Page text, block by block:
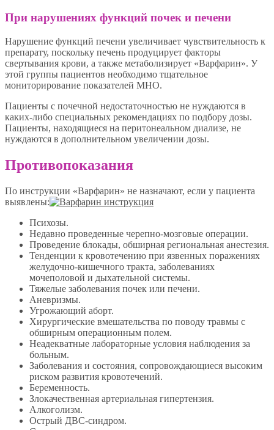
При нарушениях функций почек и печени
Нарушение функций печени увеличивает чувствительность к
препарату, поскольку печень продуцирует факторы
свертывания крови, а также метаболизирует «Варфарин». У
этой группы пациентов необходимо тщательное
мониторирование показателей MHO.
Пациенты с почечной недостаточностью не нуждаются в
каких-либо специальных рекомендациях по подбору дозы.
Пациенты, находящиеся на перитонеальном диализе, не
нуждаются в дополнительном увеличении дозы.
Противопоказания
По инструкции «Варфарин» не назначают, если у пациента
выявлены:
Психозы.
Недавно проведенные черепно-мозговые операции.
Проведение блокады, обширная региональная анестезия.
Тенденции к кровотечению при язвенных поражениях
желудочно-кишечного тракта, заболеваниях
мочеполовой и дыхательной системы.
Тяжелые заболевания почек или печени.
Аневризмы.
Угрожающий аборт.
Хирургические вмешательства по поводу травмы с
обширным операционным полем.
Неадекватные лабораторные условия наблюдения за
больным.
Заболевания и состояния, сопровождающиеся высоким
риском развития кровотечений.
Беременность.
Злокачественная артериальная гипертензия.
Алкоголизм.
Острый ДВС-синдром.